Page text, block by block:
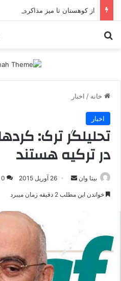
از کوهستان تا میز مذاکره؛
خانه / اخبار
اخبار
تحلیلگر ترک:
در ترکیه هستند
بیتا وان
ر
ی
م
ی
26 آوریل 2015 0
خواندن این مطلب 2 دقیقه زمان میبرد